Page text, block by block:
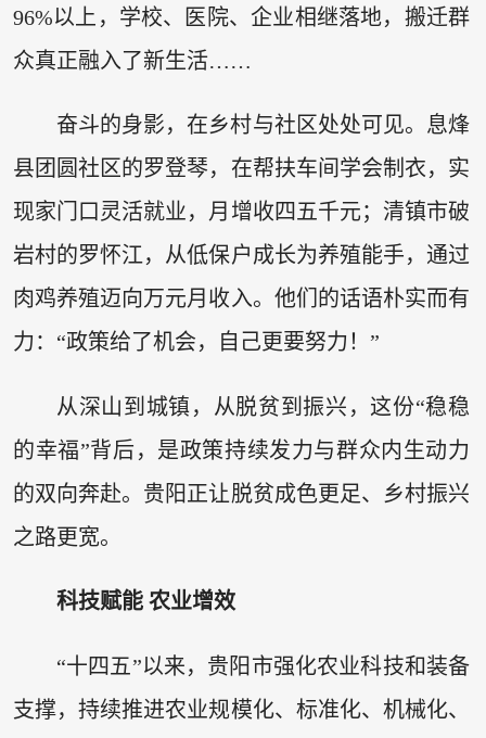
96%以上，学校、医院、企业相继落地，搬迁群
众真正融入了新生活……
奋斗的身影，在乡村与社区处处可见。息烽
县团圆社区的罗登琴，在帮扶车间学会制衣，实
现家门口灵活就业，月增收四五千元；清镇市破
岩村的罗怀江，从低保户成长为养殖能手，通过
肉鸡养殖迈向万元月收入。他们的话语朴实而有
力：“政策给了机会，自己更要努力！”
从深山到城镇，从脱贫到振兴，这份“稳稳
的幸福”背后，是政策持续发力与群众内生动力
的双向奔赴。贵阳正让脱贫成色更足、乡村振兴
之路更宽。
科技赋能 农业增效
“十四五”以来，贵阳市强化农业科技和装备
支撑，持续推进农业规模化、标准化、机械化、